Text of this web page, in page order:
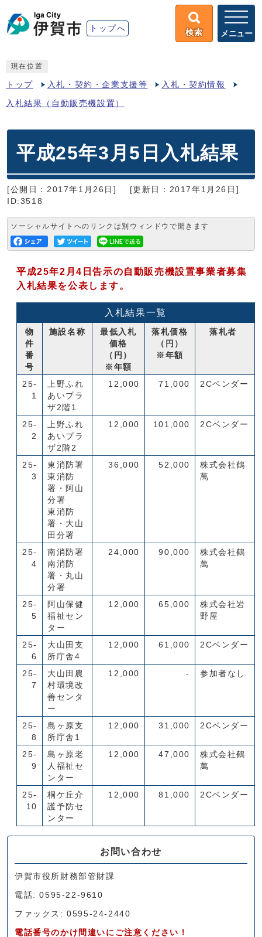
トップへ 検索 メニュー
現在位置
トップ 入札・契約・企業支援等 入札・契約情報
入札結果（自動販売機設置）
平成25年3月5日入札結果
[公開日：2017年1月26日]
[更新日：2017年1月26日]
ID:3518
ソーシャルサイトへのリンクは別ウィンドウで開きます
平成25年2月4日告示の自動販売機設置事業者募集
入札結果を公表します。
入札結果一覧
物
件
番
号
施設名称
最低入札
価格
（円）
※年額
落札価格
（円）
※年額
落札者
25-
1
上野ふれ
あいプラ
ザ2階1
12,000 71,000 2Cベンダー
25-
2
上野ふれ
あいプラ
ザ2階2
12,000 101,000 2Cベンダー
25-
3
東消防署
東消防
署・阿山
分署
東消防
署・大山
田分署
36,000 52,000
株式会社鶴
萬
25-
4
南消防署
南消防
署・丸山
分署
24,000 90,000
株式会社鶴
萬
25-
5
阿山保健
福祉セン
ター
12,000 65,000
株式会社岩
野屋
25-
6
大山田支
所庁舎4
12,000 61,000 2Cベンダー
25-
7
大山田農
村環境改
善センタ
ー
12,000 ‐ 参加者なし
25-
8
島ヶ原支
所庁舎1
12,000 31,000 2Cベンダー
25-
9
島ヶ原老
人福祉セ
ンター
12,000 47,000
株式会社鶴
萬
25-
10
桐ケ丘介
護予防セ
ンター
12,000 81,000 2Cベンダー
お問い合わせ
伊賀市役所財務部管財課
電話: 0595-22-9610
ファックス: 0595-24-2440
電話番号のかけ間違いにご注意ください！